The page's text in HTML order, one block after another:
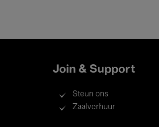
Join & Support
Steun ons
Zaalverhuur